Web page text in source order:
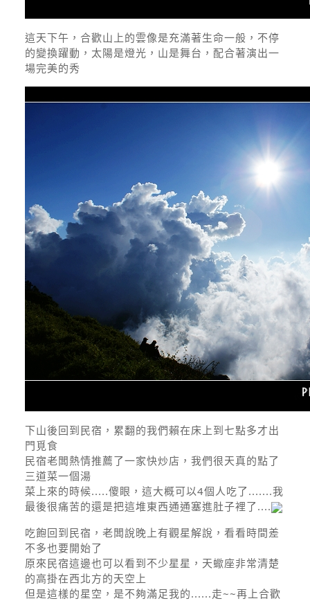
這天下午，合歡山上的雲像是充滿著生命一般，不停
的變換躍動，太陽是燈光，山是舞台，配合著演出一
場完美的秀
下山後回到民宿，累翻的我們賴在床上到七點多才出
門覓食
民宿老闆熱情推薦了一家快炒店，我們很天真的點了
三道菜一個湯
菜上來的時候.....傻眼，這大概可以4個人吃了.......我
最後很痛苦的還是把這堆東西通通塞進肚子裡了....
吃飽回到民宿，老闆說晚上有觀星解說，看看時間差
不多也要開始了
原來民宿這邊也可以看到不少星星，天蠍座非常清楚
的高掛在西北方的天空上
但是這樣的星空，是不夠滿足我的......走~~再上合歡